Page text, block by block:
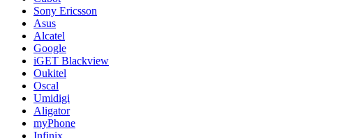
Sony Ericsson
Asus
Alcatel
Google
iGET Blackview
Oukitel
Oscal
Umidigi
Aligator
myPhone
Infinix